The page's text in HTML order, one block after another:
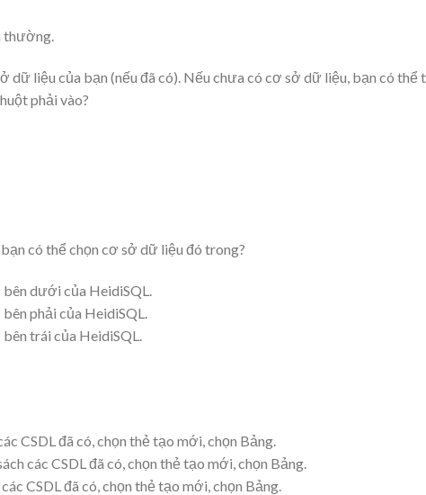
thường.
dữ liệu của bạn (nếu đã có). Nếu chưa có cơ sở dữ liệu, bạn có thể
phải vào?
có thể chọn cơ sở dữ liệu đó trong?
dưới của HeidiSQL.
phải của HeidiSQL.
trái của HeidiSQL.
CSDL đã có, chọn thẻ tạo mới, chọn Bảng.
các CSDL đã có, chọn thẻ tạo mới, chọn Bảng.
CSDL đã có, chọn thẻ tạo mới, chọn Bảng.